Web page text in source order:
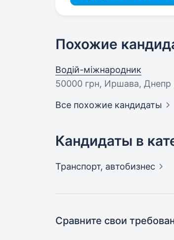
Похожие
Водій-міжнародник
50000 грн, Иршава, Днепр
Все похожие кандидаты
Кандидаты в
Транспорт, автобизнес
Сравните свои